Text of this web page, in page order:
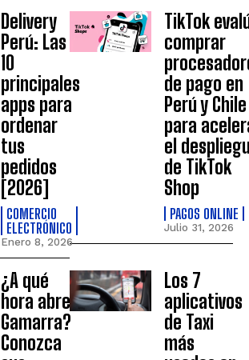
Delivery
Perú: Las
10
principales
apps para
ordenar
tus
pedidos
[2026]
COMERCIO
ELECTRÓNICO
Enero 8, 2026
TikTok
comprar
de pago en
Perú y Chile
para
el
de TikTok
Shop
PAGOS ONLINE
Julio 31, 2026
¿A qué
hora abre
Gamarra?
Conozca
Los 7
aplicativos
de Taxi
más